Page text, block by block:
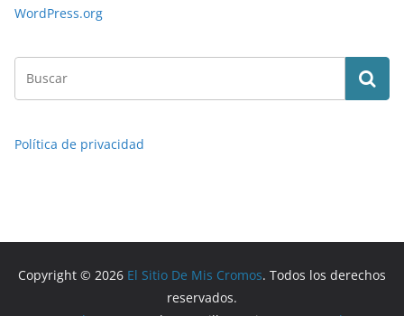
WordPress.org
Política de privacidad
Copyright © 2026 El Sitio De Mis Cromos. Todos los derechos
reservados.